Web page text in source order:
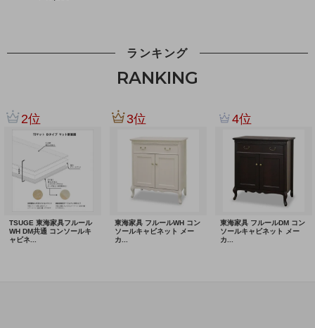
ランキング
RANKING